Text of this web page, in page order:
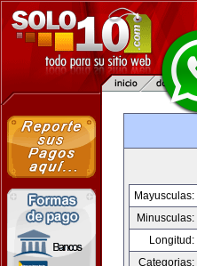
Mayusculas:
Minusculas:
Longitud:
Categorias: